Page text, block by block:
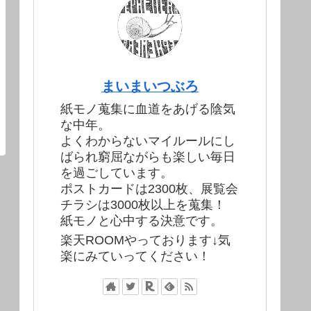
まいまいつぶろ
紙モノ蒐集に血道をあげる陰気
な中年。
よくわからないマイルールにし
ばられ窮屈ながらも楽しい毎日
を過ごしています。
ポストカードは2300枚、展覧会
チラシは3000枚以上を蒐集！
紙モノと心中する決意です。
楽天ROOMやっております↓気
楽にみていってください！